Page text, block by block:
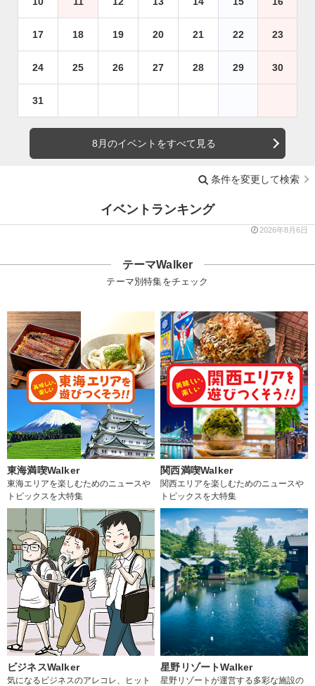
17 18 19 20 21 22 23
24 25 26 27 28 29 30
31
8月のイベントをすべて見る
条件を変更して検索
イベントランキング
2026年8月6日
テーマWalker
テーマ別特集をチェック
東海満喫Walker
東海エリアを楽しむためのニュースや
トピックスを大特集
関西満喫Walker
関西エリアを楽しむためのニュースや
トピックスを大特集
ビジネスWalker
気になるビジネスのアレコレ、ヒット
星野リゾートWalker
星野リゾートが運営する多彩な施設の